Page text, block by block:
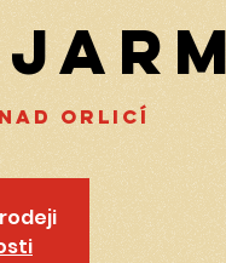
Orlicí